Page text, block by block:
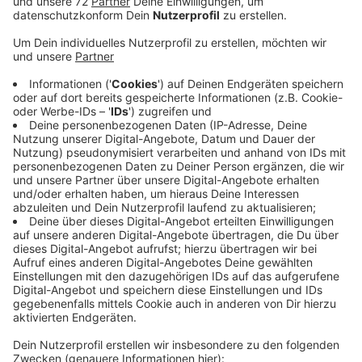
Bisher über 20 Betriebe geben Schülern der Sendener
direkten Einblick zum Mitmachen in ihren Berufsalltag.
Mit dabei zum Beispiel der Landesbetrieb Straßen -
mit den Berufen Ingenieur und Straßenwärter. Der Hof
Grothues-Potthoff stellt das Hotelfach mit den
Berufen Koch und Konditor vor. Die Hoffnung: Firmen
finden im besten Fall neue Nachwuchskräfte - weil
Schüler potentielle Arbeitsstellen kennenlernen.
Betriebe, die noch beim Berufsparcours in Senden
mitmachen wollen, melden sich noch bis heute Abend
dafür an.
Und zwar hier: wirtschaft@senden-westfalen.de oder
telefonisch unter 02597/699-704